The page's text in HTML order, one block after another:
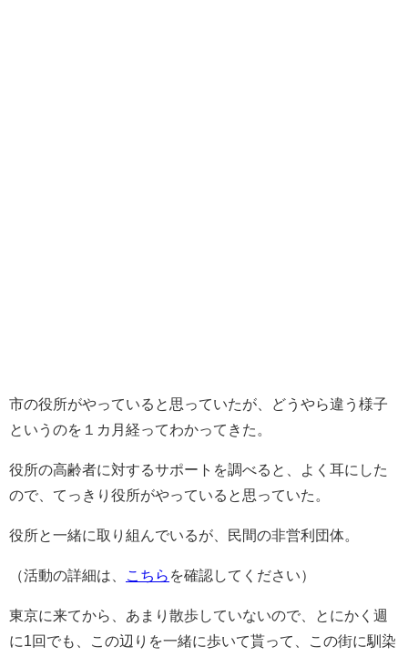
市の役所がやっていると思っていたが、
どうやら違う様子
というのを１カ月経ってわかってきた。
役所の高齢者に対するサポートを調べると、よく耳にした
ので、てっきり役所がやっていると思っていた。
役所と一緒に取り組んでいるが、民間の非営利団体。
（活動の詳細は、 こちら を確認してください）
東京に来てから、あまり散歩していないので、とにかく週
に1回でも、この辺りを一緒に歩いて貰って、この街に馴染